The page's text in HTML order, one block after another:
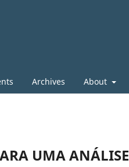
Archives About
UMA ANÁLISE